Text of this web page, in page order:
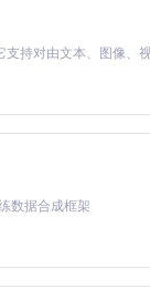
数据合成框架